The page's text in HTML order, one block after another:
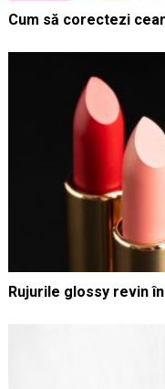
Cum să corectezi
Rujurile glossy revin